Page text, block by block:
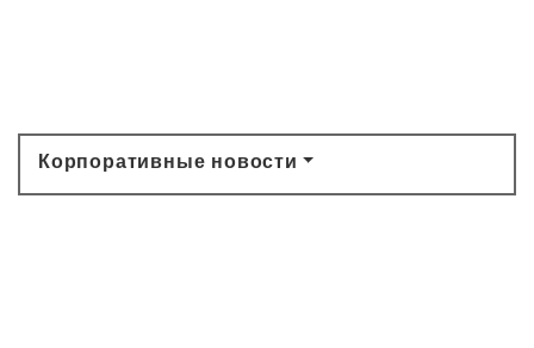
Корпоративные новости